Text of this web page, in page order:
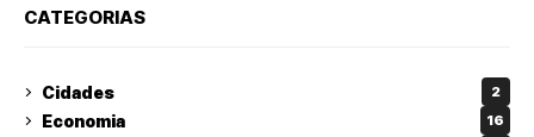
CATEGORIAS
Cidades 2
Economia 16